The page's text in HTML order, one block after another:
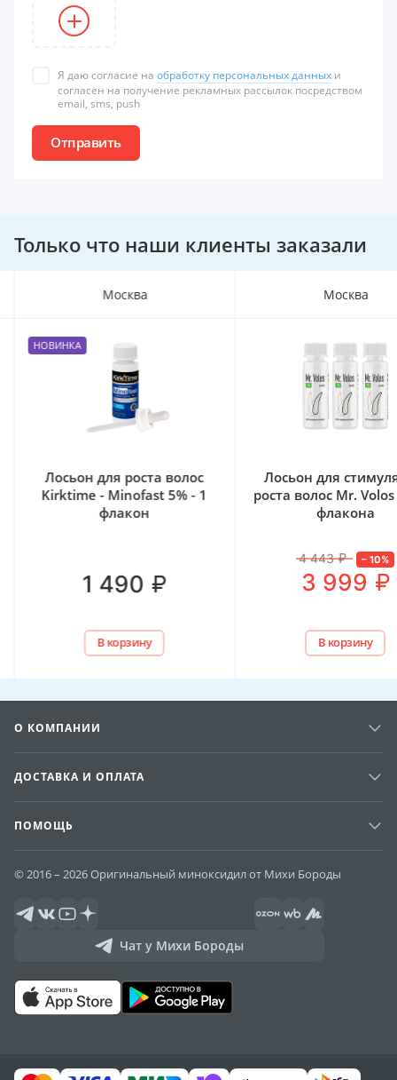
Я даю согласие на обработку персональных данных и
согласен на получение рекламных рассылок посредством
email, sms, push
Отправить
Только что наши клиенты заказали
Москва
НОВИНКА
Лосьон для роста волос
Kirktime - Minofast 5% - 1
флакон
1 490 ₽
В корзину
Москва
Лосьон для
роста волос Mr.
флакона
4 443 ₽ – 10%
3 999 ₽
В корзину
О КОМПАНИИ
ДОСТАВКА И ОПЛАТА
ПОМОЩЬ
© 2016 – 2026 Оригинальный миноксидил от Михи Бороды
Чат у Михи Бороды